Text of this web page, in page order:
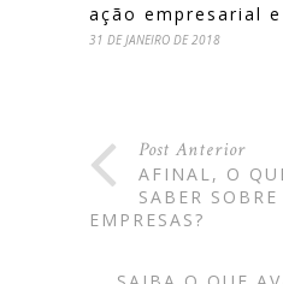
ação empresarial
31 DE JANEIRO DE 2018
Post Anterior
AFINAL, O
SABER
EMPRESAS?